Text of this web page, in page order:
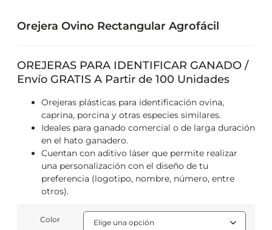
Orejera Ovino Rectangular Agrofácil
OREJERAS PARA IDENTIFICAR GANADO /
Envío GRATIS A Partir de 100 Unidades
Orejeras plásticas para identificación ovina,
caprina, porcina y otras especies similares.
Ideales para ganado comercial o de larga duración
en el hato ganadero.
Cuentan con aditivo láser que permite realizar
una personalización con el diseño de tu
preferencia (logotipo, nombre, número, entre
otros).
Color